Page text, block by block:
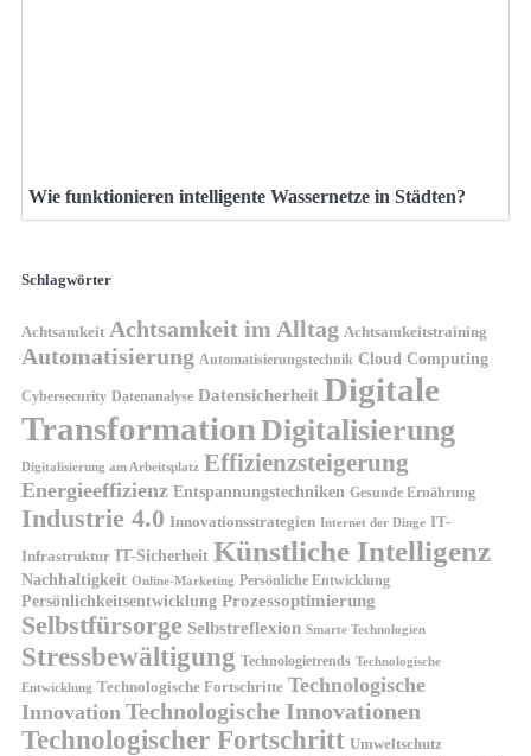
Wie funktionieren intelligente Wassernetze in Städten?
Schlagwörter
Achtsamkeit Achtsamkeit im Alltag Achtsamkeitstraining
Automatisierung Automatisierungstechnik Cloud Computing
Cybersecurity Datenanalyse Datensicherheit Digitale
TransformationDigitalisierung
Digitalisierung am Arbeitsplatz Effizienzsteigerung
Energieeffizienz Entspannungstechniken Gesunde Ernährung
Industrie 4.0 Innovationsstrategien Internet der Dinge IT-
Infrastruktur IT-Sicherheit Künstliche Intelligenz
Nachhaltigkeit Online-Marketing Persönliche Entwicklung
Persönlichkeitsentwicklung Prozessoptimierung
Selbstfürsorge Selbstreflexion Smarte Technologien
Stressbewältigung Technologietrends Technologische
Entwicklung Technologische Fortschritte Technologische
Innovation Technologische Innovationen
Technologischer Fortschritt Umweltschutz